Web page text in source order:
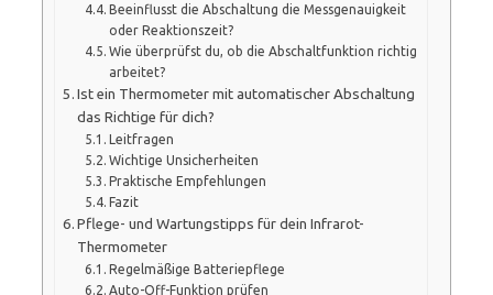
Beeinflusst die Abschaltung die Messgenauigkeit
oder Reaktionszeit?
Wie überprüfst du, ob die Abschaltfunktion richtig
arbeitet?
Ist ein Thermometer mit automatischer Abschaltung
das Richtige für dich?
Leitfragen
Wichtige Unsicherheiten
Praktische Empfehlungen
Fazit
Pflege- und Wartungstipps für dein Infrarot-
Thermometer
Regelmäßige Batteriepflege
Auto-Off-Funktion prüfen